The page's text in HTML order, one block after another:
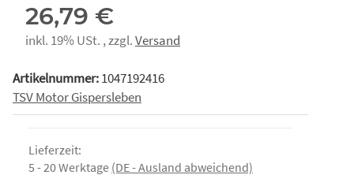
26,79 €
inkl. 19% USt. , zzgl.Versand
Artikelnummer:1047192416
TSV Motor Gispersleben
Lieferzeit:
5 - 20 Werktage (DE - Ausland abweichend)